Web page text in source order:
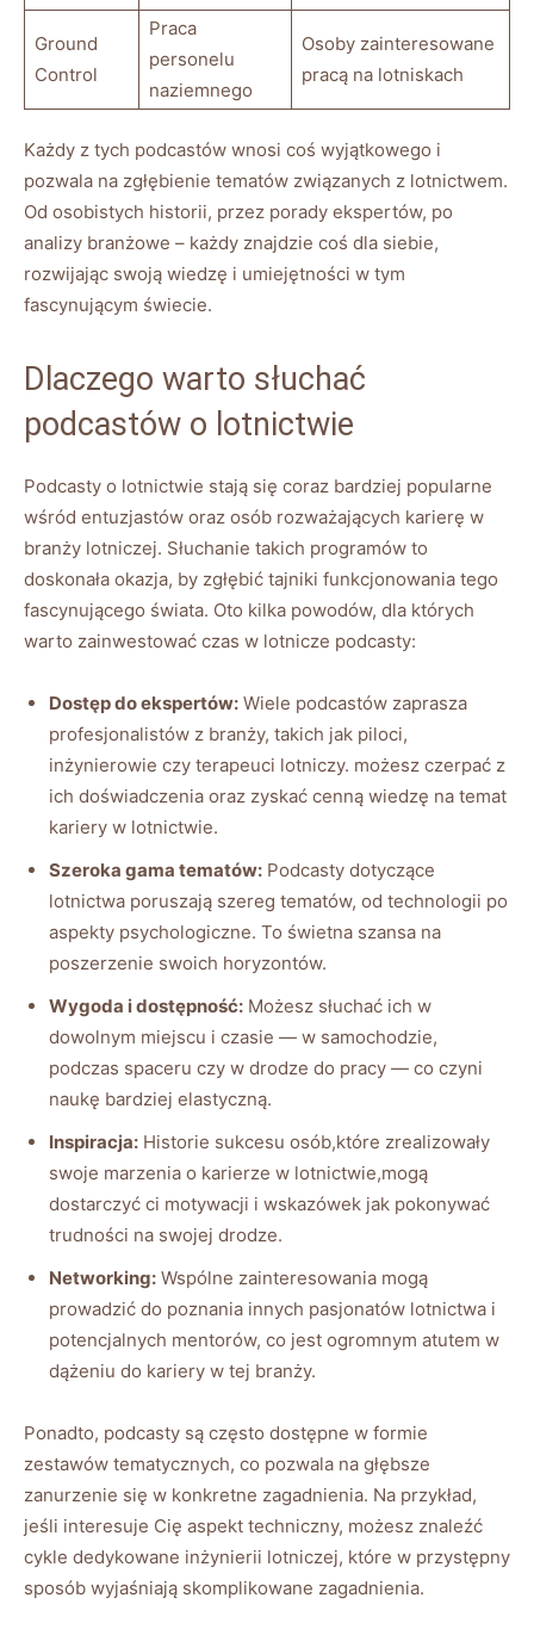
Ground
Control
Praca
personelu
naziemnego
Osoby zainteresowane
pracą na lotniskach
Każdy‍ z tych podcastów wnosi coś wyjątkowego i
pozwala na zgłębienie tematów związanych z lotnictwem.
Od osobistych historii, przez porady ekspertów, po
analizy branżowe – każdy znajdzie coś dla siebie,
rozwijając ‍swoją wiedzę i⁣ umiejętności w tym
fascynującym świecie.
Dlaczego⁣ warto słuchać
podcastów o lotnictwie
Podcasty o lotnictwie stają się coraz bardziej popularne
wśród entuzjastów oraz osób rozważających karierę w
branży lotniczej. ⁣Słuchanie ⁣takich programów to
‍doskonała okazja, by zgłębić tajniki funkcjonowania tego
fascynującego świata. Oto kilka powodów, dla których
warto⁤ zainwestować ⁢czas w lotnicze podcasty:
Dostęp‍ do ekspertów: Wiele podcastów zaprasza
profesjonalistów z branży, takich‌ jak⁢ piloci,
inżynierowie czy terapeuci lotniczy. możesz czerpać z
ich doświadczenia oraz zyskać cenną wiedzę na temat
kariery w lotnictwie.
Szeroka gama tematów: Podcasty dotyczące
lotnictwa poruszają szereg tematów, ‍od technologii po
aspekty psychologiczne. To świetna szansa na
poszerzenie swoich horyzontów.
Wygoda i dostępność: Możesz słuchać ich w
dowolnym miejscu i czasie ⁣— w samochodzie,
podczas spaceru czy w drodze do pracy — co czyni
naukę bardziej elastyczną.
Inspiracja: Historie⁤ sukcesu osób,które zrealizowały
swoje marzenia o karierze​ w lotnictwie,mogą
dostarczyć ci motywacji i wskazówek jak pokonywać
trudności na swojej‍ drodze.
Networking: Wspólne zainteresowania mogą
prowadzić do poznania innych pasjonatów lotnictwa i
potencjalnych mentorów, co ⁣jest ogromnym atutem w
dążeniu do kariery ⁢w tej branży.
Ponadto, podcasty są często dostępne w formie
zestawów tematycznych, co pozwala na głębsze
zanurzenie się w konkretne zagadnienia. Na przykład,
jeśli ​interesuje ​Cię‌ aspekt techniczny, możesz znaleźć
cykle dedykowane inżynierii lotniczej, które ‍w⁣ przystępny
sposób wyjaśniają skomplikowane zagadnienia.